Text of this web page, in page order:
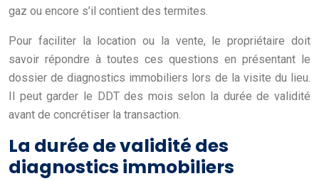
gaz ou encore s’il contient des termites.
Pour faciliter la location ou la vente, le propriétaire doit
savoir répondre à toutes ces questions en présentant le
dossier de diagnostics immobiliers lors de la visite du lieu.
Il peut garder le DDT des mois selon la durée de validité
avant de concrétiser la transaction.
La durée de validité des
diagnostics immobiliers